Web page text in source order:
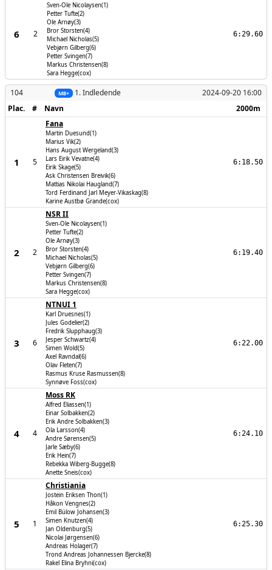
6 2
Sven-Ole Nicolaysen(1)
Petter Tufte(2)
Ole Arnøy(3)
Bror Storsten(4)
Michael Nicholas(5)
Vebjørn Gilberg(6)
Petter Svingen(7)
Markus Christensen(8)
Sara Hegge(cox)
6:29.60
104 M8+ 1. Indledende
2024-09-20 16:00
Plac.
# Navn 2000m
1 5
Fana
Martin Duesund(1)
Marius Vik(2)
Hans August Wergeland(3)
Lars Eirik Vevatne(4)
Eirik Skage(5)
Ask Christensen Breivik(6)
Mattias Nikolai Haugland(7)
Tord Ferdinand Jarl Meyer-Vikaskag(8)
Karine Austbø Grande(cox)
6:18.50
2 2
NSR II
Sven-Ole Nicolaysen(1)
Petter Tufte(2)
Ole Arnøy(3)
Bror Storsten(4)
Michael Nicholas(5)
Vebjørn Gilberg(6)
Petter Svingen(7)
Markus Christensen(8)
Sara Hegge(cox)
6:19.40
3 6
NTNUI 1
Karl Druesnes(1)
Jules Godelier(2)
Fredrik Slupphaug(3)
Jesper Schwartz(4)
Simen Wold(5)
Axel Ravndal(6)
Olav Fleten(7)
Rasmus Kruse Rasmussen(8)
Synnøve Foss(cox)
6:22.00
4 4
Moss RK
Alfred Eliassen(1)
Einar Solbakken(2)
Erik Andre Solbakken(3)
Ola Larsson(4)
Andre Sørensen(5)
Jarle Sæby(6)
Erik Hein(7)
Rebekka Wiberg-Bugge(8)
Anette Sneis(cox)
6:24.10
5 1
Christiania
Jostein Eriksen Thon(1)
Håkon Vengnes(2)
Emil Bülow Johansen(3)
Simen Knutzen(4)
Jan Oldenburg(5)
Nicolai Jørgensen(6)
Andreas Holager(7)
Trond Andreas Johannessen Bjercke(8)
Rakel Elina Bryhni(cox)
6:25.30